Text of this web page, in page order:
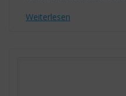
Weiterlesen